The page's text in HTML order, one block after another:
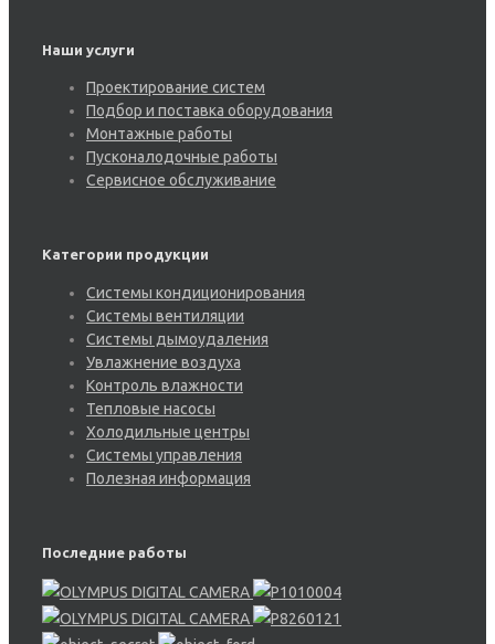
Наши услуги
Проектирование систем
Подбор и поставка оборудования
Монтажные работы
Пусконалодочные работы
Сервисное обслуживание
Категории продукции
Системы кондиционирования
Системы вентиляции
Системы дымоудаления
Увлажнение воздуха
Контроль влажности
Тепловые насосы
Холодильные центры
Системы управления
Полезная информация
Последние работы